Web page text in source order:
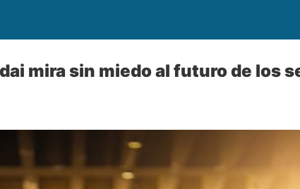
mira sin miedo al futuro de los